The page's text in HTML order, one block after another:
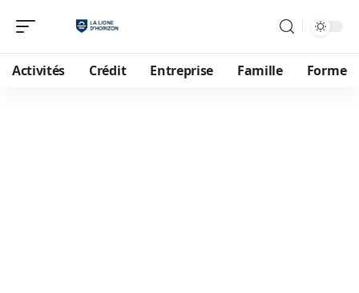
Activités Crédit Entreprise Famille Forme